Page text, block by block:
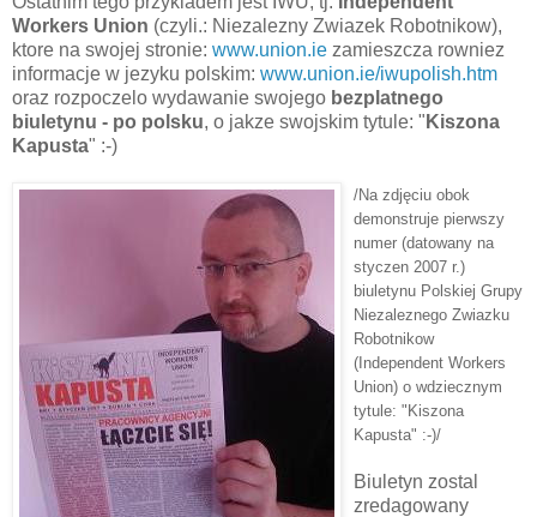
Workers Union (czyli.: Niezalezny Zwiazek Robotnikow),
ktore na swojej stronie: www.union.ie zamieszcza rowniez
informacje w jezyku polskim: www.union.ie/iwupolish.htm
oraz rozpoczelo wydawanie swojego bezplatnego
biuletynu - po polsku, o jakze swojskim tytule: " Kiszona
Kapusta" :-)
/Na zdjęciu obok
demonstruje pierwszy
numer (datowany na
styczen 2007 r.)
biuletynu Polskiej Grupy
Niezaleznego Zwiazku
Robotnikow
(Independent Workers
Union) o wdziecznym
tytule: "Kiszona
Kapusta" :-)/
Biuletyn zostal
zredagowany